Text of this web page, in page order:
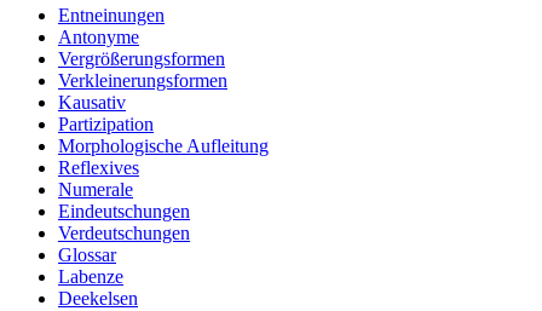
Entneinungen
Antonyme
Vergrößerungsformen
Verkleinerungsformen
Kausativ
Partizipation
Morphologische Aufleitung
Reflexives
Numerale
Eindeutschungen
Verdeutschungen
Glossar
Labenze
Deekelsen